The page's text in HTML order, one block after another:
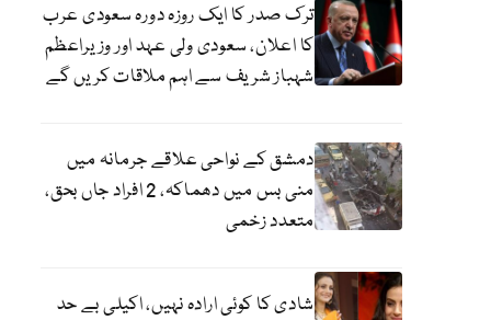
ترک صدر کا ایک روزہ دورہ سعودی عرب
کا اعلان، سعودی ولی عہد اور وزیراعظم
شہباز شریف سے اہم ملاقات کریں گے
دمشق کے نواحی علاقے جرمانہ میں
منی بس میں دھماکہ، 2 افراد جاں بحق،
متعدد زخمی
شادی کا کوئی ارادہ نہیں، اکیلی بے حد